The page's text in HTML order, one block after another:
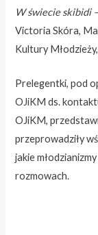
W świecie skibidi
Victoria Skóra,
Kultury Młodzieży,
Prelegentki, pod
OJiKM ds.
OJiKM,
przeprowadziły
jakie
rozmowach.